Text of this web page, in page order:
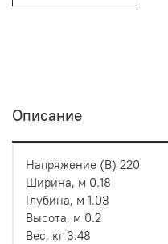
Описание
Напряжение (В) 220
Ширина, м 0.18
Глубина, м 1.03
Высота, м 0.2
Вес, кг 3.48